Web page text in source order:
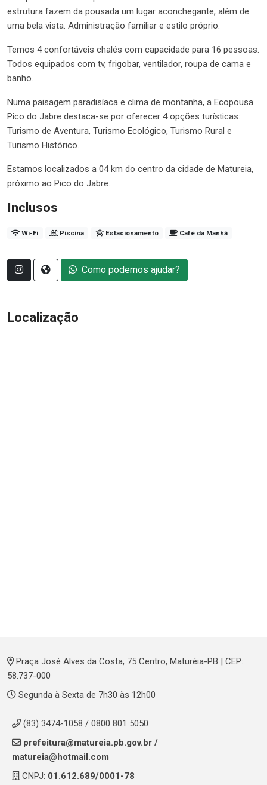
estrutura fazem da pousada um lugar aconchegante, além de
uma bela vista. Administração familiar e estilo próprio.
Temos 4 confortáveis chalés com capacidade para 16 pessoas.
Todos equipados com tv, frigobar, ventilador, roupa de cama e
banho.
Numa paisagem paradisíaca e clima de montanha, a Ecopousa
Pico do Jabre destaca-se por oferecer 4 opções turísticas:
Turismo de Aventura, Turismo Ecológico, Turismo Rural e
Turismo Histórico.
Estamos localizados a 04 km do centro da cidade de Matureia,
próximo ao Pico do Jabre.
Inclusos
Wi-Fi Piscina Estacionamento Café da Manhã
Como podemos ajudar?
Localização
Praça José Alves da Costa, 75 Centro, Maturéia-PB | CEP:
58.737-000
Segunda à Sexta de 7h30 às 12h00
(83) 3474-1058 / 0800 801 5050
prefeitura@matureia.pb.gov.br /
matureia@hotmail.com
CNPJ: 01.612.689/0001-78